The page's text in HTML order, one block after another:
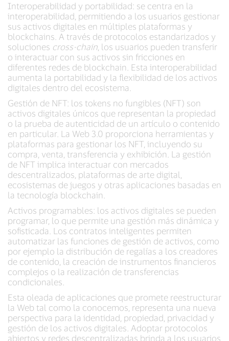
Interoperabilidad y portabilidad: se centra en la
interoperabilidad, permitiendo a los usuarios gestionar
sus activos digitales en múltiples plataformas y
blockchains. A través de protocolos estandarizados y
soluciones cross-chain , los usuarios pueden transferir
o interactuar con sus activos sin fricciones en
diferentes redes de blockchain. Esta interoperabilidad
aumenta la portabilidad y la flexibilidad de los activos
digitales dentro del ecosistema.
Gestión de NFT: los tokens no fungibles (NFT) son
activos digitales únicos que representan la propiedad
o la prueba de autenticidad de un artículo o contenido
en particular. La Web 3.0 proporciona herramientas y
plataformas para gestionar los NFT, incluyendo su
compra, venta, transferencia y exhibición. La gestión
de NFT implica interactuar con mercados
descentralizados, plataformas de arte digital,
ecosistemas de juegos y otras aplicaciones basadas en
la tecnología blockchain.
Activos programables: los activos digitales se pueden
programar, lo que permite una gestión más dinámica y
sofisticada. Los contratos inteligentes permiten
automatizar las funciones de gestión de activos, como
por ejemplo la distribución de regalías a los creadores
de contenido, la creación de instrumentos financieros
complejos o la realización de transferencias
condicionales.
Esta oleada de aplicaciones que promete reestructurar
la Web tal como la conocemos, representa una nueva
perspectiva para la identidad, propiedad, privacidad y
gestión de los activos digitales. Adoptar protocolos
abiertos y redes descentralizadas brinda a los usuarios